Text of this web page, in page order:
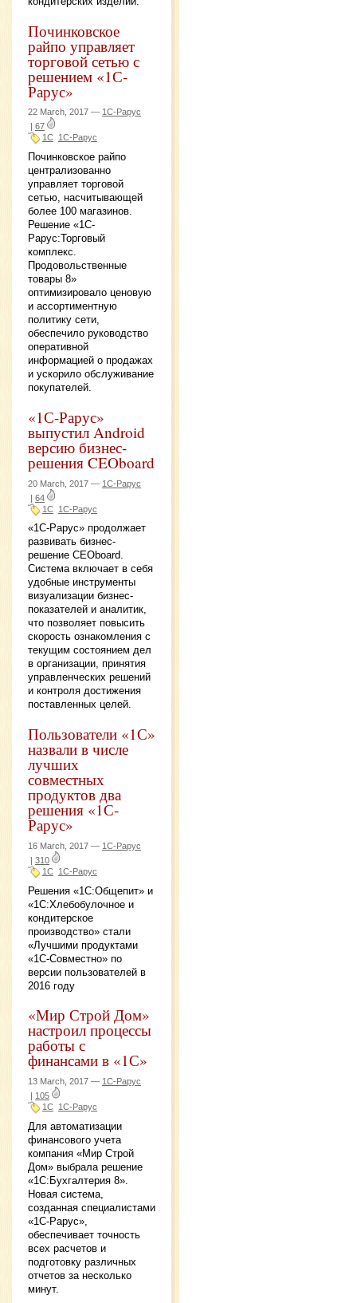
Починковское
райпо управляет
торговой сетью с
решением «1С-
Рарус»
22 March, 2017 — 1С-Рарус
67
1С 1С-Рарус
Починковское райпо
централизованно
управляет торговой
сетью, насчитывающей
более 100 магазинов.
Решение «1С-
Рарус:Торговый
комплекс.
Продовольственные
товары 8»
оптимизировало ценовую
и ассортиментную
политику сети,
обеспечило руководство
оперативной
информацией о продажах
и ускорило обслуживание
покупателей.
«1С-Рарус»
выпустил Android
версию бизнес-
решения CEOboard
20 March, 2017 — 1С-Рарус
| 64
1С 1С-Рарус
«1С-Рарус» продолжает
развивать бизнес-
решение CEOboard.
Система включает в себя
удобные инструменты
визуализации бизнес-
показателей и аналитик,
что позволяет повысить
скорость ознакомления с
текущим состоянием дел
в организации, принятия
управленческих решений
и контроля достижения
поставленных целей.
Пользователи «1С»
назвали в числе
лучших
совместных
продуктов два
решения «1С-
Рарус»
16 March, 2017 — 1С-Рарус
| 310
1С 1С-Рарус
Решения «1С:Общепит» и
«1С:Хлебобулочное и
кондитерское
производство» стали
«Лучшими продуктами
«1С-Совместно» по
версии пользователей в
2016 году
«Мир Строй Дом»
настроил процессы
работы с
финансами в «1С»
13 March, 2017 — 1С-Рарус
105
1С 1С-Рарус
Для автоматизации
финансового учета
компания «Мир Строй
Дом» выбрала решение
«1С:Бухгалтерия 8».
Новая система,
созданная специалистами
«1С-Рарус»,
обеспечивает точность
всех расчетов и
подготовку различных
отчетов за несколько
минут.